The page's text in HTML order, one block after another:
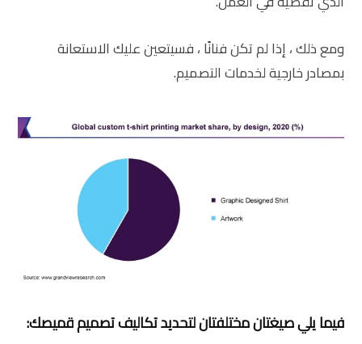
ومع ذلك ، إذا لم تكن فنانًا ، فسيتعين عليك الاستعانة
بمصادر خارجية لخدمات التصميم.
فيما يلي صيغتان مختلفتان لتحديد تكاليف تصميم قميصك: